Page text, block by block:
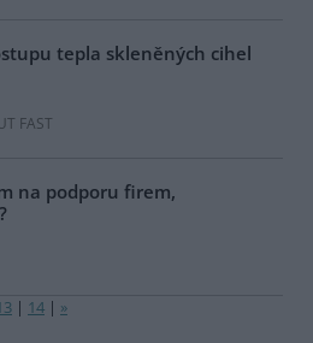
tepla skleněných cihel
FAST
na podporu firem,
| 14 | »